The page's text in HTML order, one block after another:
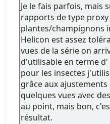
Je le fais parfois, mais
rapports de type
plantes/champignons
Helicon est assez
vues de la série on
d'utilisable en terme
pour les insectes
grâce aux ajustements
quelques vues avec
au point, mais bon,
résultat.